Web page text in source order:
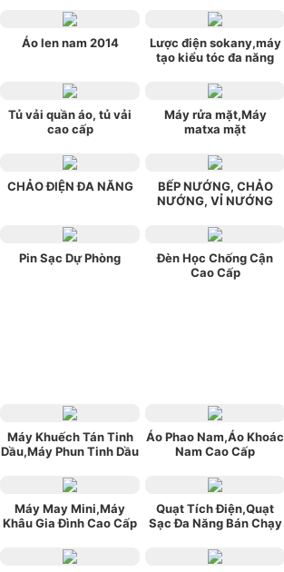
Áo len nam 2014
Lược điện sokany,máy
tạo kiểu tóc đa năng
Tủ vải quần áo, tủ vải
cao cấp
Máy rửa mặt,Máy
matxa mặt
CHẢO ĐIỆN ĐA NĂNG
BẾP NƯỚNG, CHẢO
NƯỚNG, VỈ NƯỚNG
Pin Sạc Dự Phòng
Đèn Học Chống Cận
Cao Cấp
Máy Khuếch Tán Tinh
Dầu,Máy Phun Tinh Dầu
Áo Phao Nam,Áo Khoác
Nam Cao Cấp
Máy May Mini,Máy
Khâu Gia Đình Cao Cấp
Quạt Tích Điện,Quạt
Sạc Đa Năng Bán Chạy